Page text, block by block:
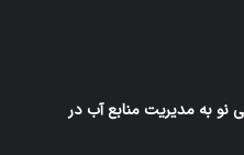
نو به مدیریت منابع آب در